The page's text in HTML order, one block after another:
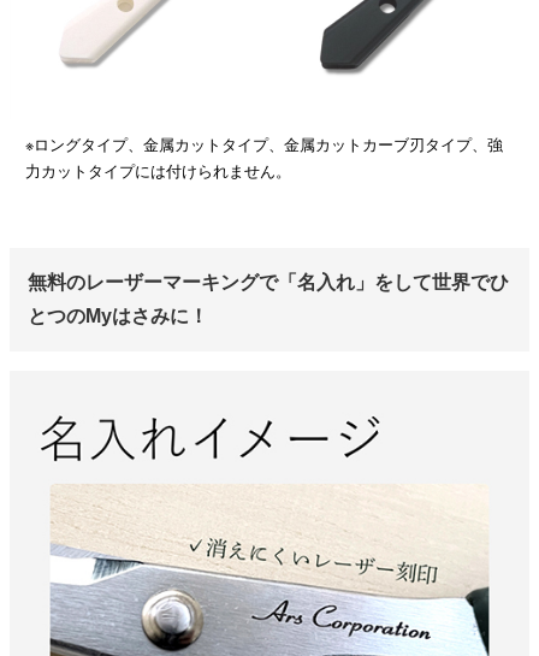
※ロングタイプ、金属カットタイプ、金属カットカーブ刃タイプ、強
力カットタイプには付けられません。
無料のレーザーマーキングで「名入れ」をして世界でひ
とつのMyはさみに！